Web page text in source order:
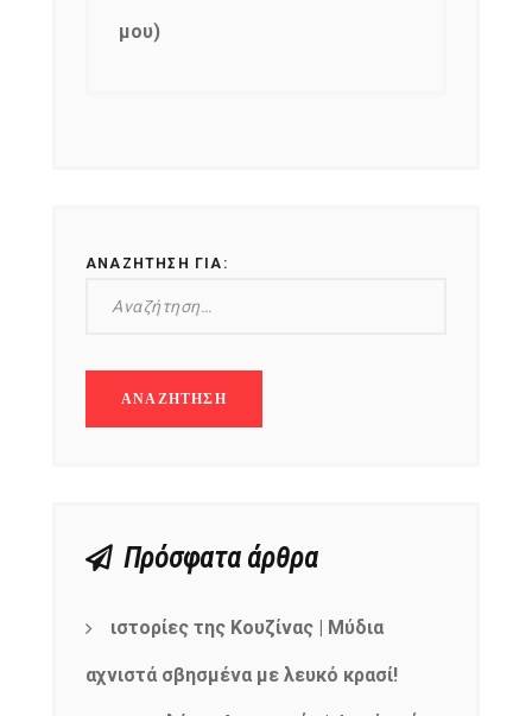
μου)
ΑΝΑΖΉΤΗΣΗ ΓΙΑ:
Πρόσφατα άρθρα
ιστορίες της Κουζίνας | Μύδια
αχνιστά σβησμένα με λευκό κρασί!